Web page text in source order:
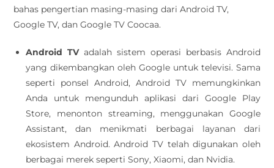
bahas pengertian masing-masing dari Android TV,
Google TV, dan Google TV Coocaa.
Android TVadalah sistem operasi berbasis Android
yang dikembangkan oleh Google untuk televisi. Sama
seperti ponsel Android, Android TV memungkinkan
Anda untuk mengunduh aplikasi dari Google Play
Store, menonton streaming, menggunakan Google
Assistant, dan menikmati berbagai layanan dari
ekosistem Android. Android TV telah digunakan oleh
berbagai merek seperti Sony, Xiaomi, dan Nvidia.